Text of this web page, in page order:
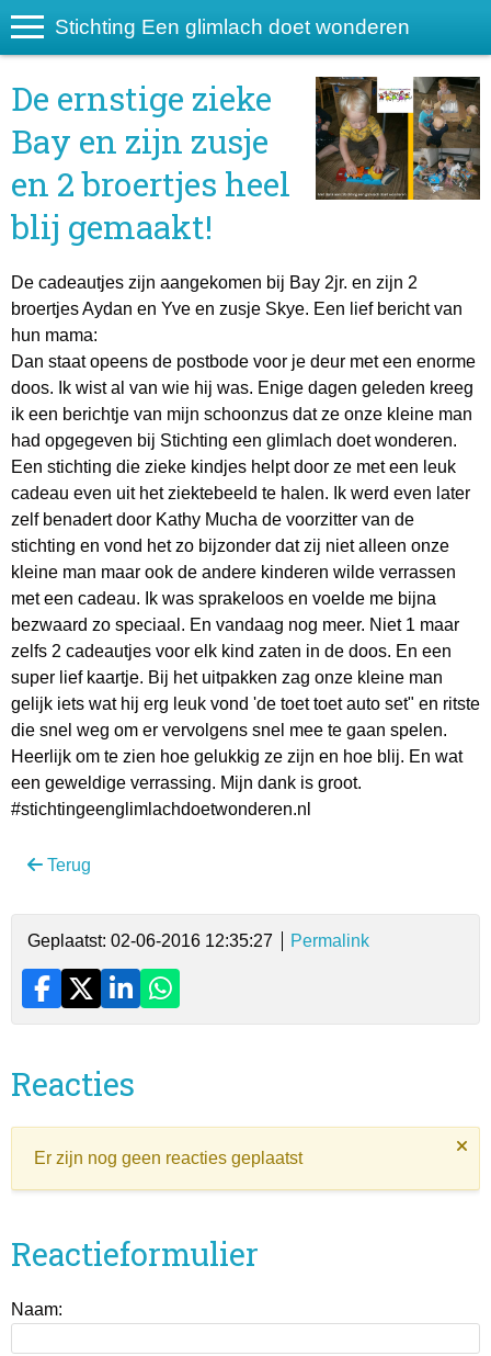
Stichting Een glimlach doet wonderen
De ernstige zieke
Bay en zijn zusje
en 2 broertjes heel
blij gemaakt!
De cadeautjes zijn aangekomen bij Bay 2jr. en zijn 2
broertjes Aydan en Yve en zusje Skye. Een lief bericht van
hun mama:
Dan staat opeens de postbode voor je deur met een enorme
doos. Ik wist al van wie hij was. Enige dagen geleden kreeg
ik een berichtje van mijn schoonzus dat ze onze kleine man
had opgegeven bij Stichting een glimlach doet wonderen.
Een stichting die zieke kindjes helpt door ze met een leuk
cadeau even uit het ziektebeeld te halen. Ik werd even later
zelf benadert door Kathy Mucha de voorzitter van de
stichting en vond het zo bijzonder dat zij niet alleen onze
kleine man maar ook de andere kinderen wilde verrassen
met een cadeau. Ik was sprakeloos en voelde me bijna
bezwaard zo speciaal. En vandaag nog meer. Niet 1 maar
zelfs 2 cadeautjes voor elk kind zaten in de doos. En een
super lief kaartje. Bij het uitpakken zag onze kleine man
gelijk iets wat hij erg leuk vond 'de toet toet auto set" en ritste
die snel weg om er vervolgens snel mee te gaan spelen.
Heerlijk om te zien hoe gelukkig ze zijn en hoe blij. En wat
een geweldige verrassing. Mijn dank is groot.
#stichtingeenglimlachdoetwonderen.nl
Terug
Geplaatst: 02-06-2016 12:35:27 Permalink
Reacties
Er zijn nog geen reacties geplaatst
Reactieformulier
Naam: